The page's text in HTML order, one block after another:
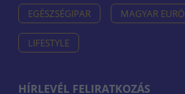
EGÉSZSÉGIPAR MAGYAR EURÓ
LIFESTYLE
HÍRLEVÉL FELIRATKOZÁS